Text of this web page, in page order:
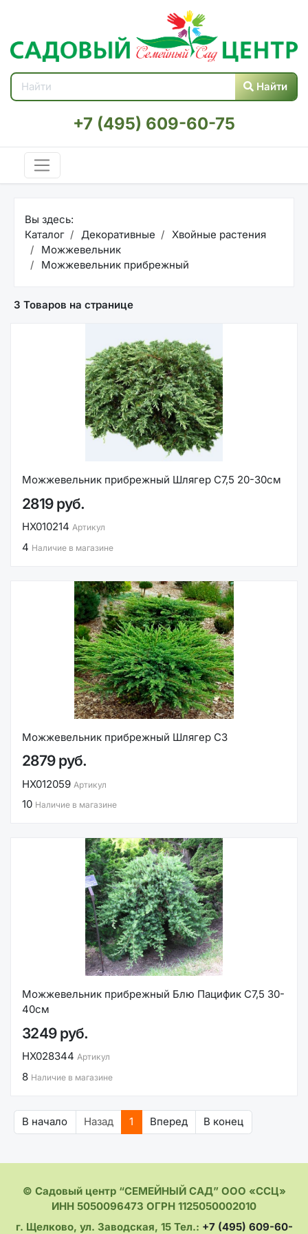
Найти
+7 (495) 609-60-75
Вы здесь:
Каталог
Декоративные
Хвойные растения
Можжевельник
Можжевельник прибрежный
3 Товаров на странице
Можжевельник прибрежный Шлягер С7,5 20-30см
2819 руб.
НХ010214 Артикул
4 Наличие в магазине
Можжевельник прибрежный Шлягер С3
2879 руб.
НХ012059 Артикул
10 Наличие в магазине
Можжевельник прибрежный Блю Пацифик С7,5 30-
40см
3249 руб.
НХ028344 Артикул
8 Наличие в магазине
В начало Назад 1 Вперед В конец
© Садовый центр “СЕМЕЙНЫЙ САД” ООО «ССЦ»
ИНН 5050096473 ОГРН 1125050002010
г. Щелково, ул. Заводская, 15 Тел.: +7 (495) 609-60-